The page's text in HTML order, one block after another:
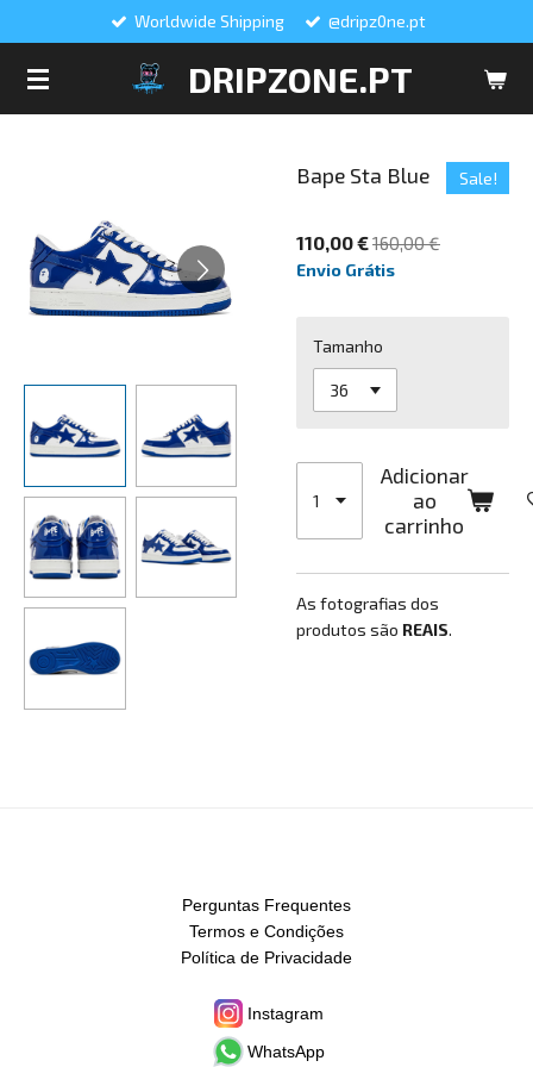
DRIPZONE.PT
Worldwide Shipping @dripz0ne.pt
Bape Sta Blue Sale!
110,00 €160,00 €
Envio Grátis
Tamanho
Adicionar
ao
carrinho
As fotografias dos
produtos são REAIS.
Perguntas Frequentes
Termos e Condições
Política de Privacidade
Instagram
WhatsApp